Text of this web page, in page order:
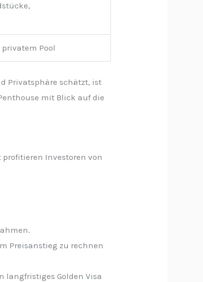
privatem Pool
Privatsphäre schätzt, ist
mit Blick auf die
Investoren von
Preisanstieg zu rechnen
langfristiges Golden Visa